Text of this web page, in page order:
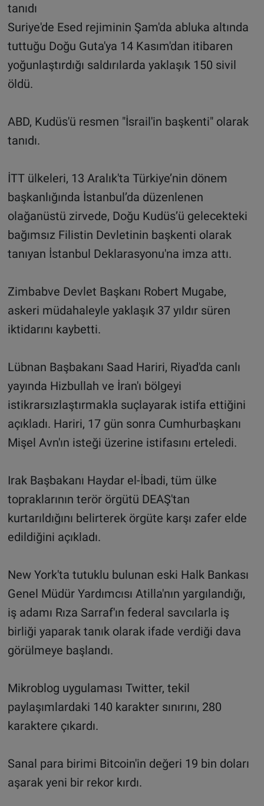
tanıdı
Suriye'de Esed rejiminin Şam'da abluka altında
tuttuğu Doğu Guta'ya 14 Kasım'dan itibaren
yoğunlaştırdığı saldırılarda yaklaşık 150 sivil
öldü.
ABD, Kudüs'ü resmen "İsrail'in başkenti" olarak
tanıdı.
İTT ülkeleri, 13 Aralık'ta Türkiye’nin dönem
başkanlığında İstanbul’da düzenlenen
olağanüstü zirvede, Doğu Kudüs’ü gelecekteki
bağımsız Filistin Devletinin başkenti olarak
tanıyan İstanbul Deklarasyonu'na imza attı.
Zimbabve Devlet Başkanı Robert Mugabe,
askeri müdahaleyle yaklaşık 37 yıldır süren
iktidarını kaybetti.
Lübnan Başbakanı Saad Hariri, Riyad'da canlı
yayında Hizbullah ve İran'ı bölgeyi
istikrarsızlaştırmakla suçlayarak istifa ettiğini
açıkladı. Hariri, 17 gün sonra Cumhurbaşkanı
Mişel Avn'ın isteği üzerine istifasını erteledi.
Irak Başbakanı Haydar el-İbadi, tüm ülke
topraklarının terör örgütü DEAŞ'tan
kurtarıldığını belirterek örgüte karşı zafer elde
edildiğini açıkladı.
New York'ta tutuklu bulunan eski Halk Bankası
Genel Müdür Yardımcısı Atilla'nın yargılandığı,
iş adamı Rıza Sarraf'ın federal savcılarla iş
birliği yaparak tanık olarak ifade verdiği dava
görülmeye başlandı.
Mikroblog uygulaması Twitter, tekil
paylaşımlardaki 140 karakter sınırını, 280
karaktere çıkardı.
Sanal para birimi Bitcoin'in değeri 19 bin doları
aşarak yeni bir rekor kırdı.